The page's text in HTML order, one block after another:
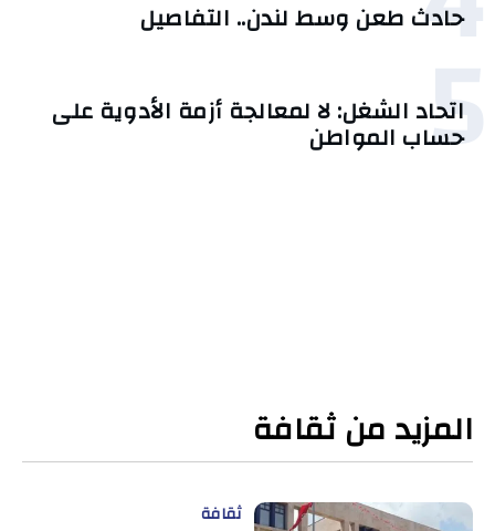
حادث طعن وسط لندن.. التفاصيل
5
اتحاد الشغل: لا لمعالجة أزمة الأدوية على
حساب المواطن
المزيد من ثقافة
ثقافة